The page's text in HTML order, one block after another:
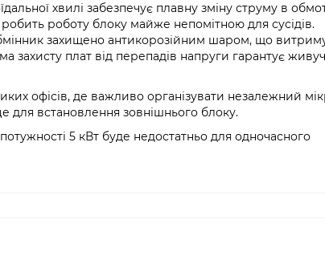
хвилі забезпечує плавну зміну струму в
роботу блоку майже непомітною для сусідів.
захищено антикорозійним шаром, що
захисту плат від перепадів напруги гарантує
офісів, де важливо організувати незалежний
для встановлення зовнішнього блоку.
5 кВт буде недостатньо для одночасного